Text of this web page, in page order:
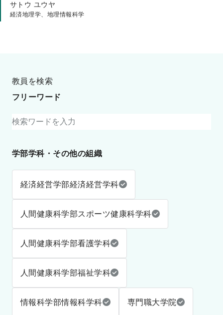
サトウ ユウヤ
経済地理学、地理情報科学
教員を検索
フリーワード
学部学科・その他の組織
経済経営学部経済経営学科
人間健康科学部スポーツ健康科学科
人間健康科学部看護学科
人間健康科学部福祉学科
情報科学部情報科学科 専門職大学院